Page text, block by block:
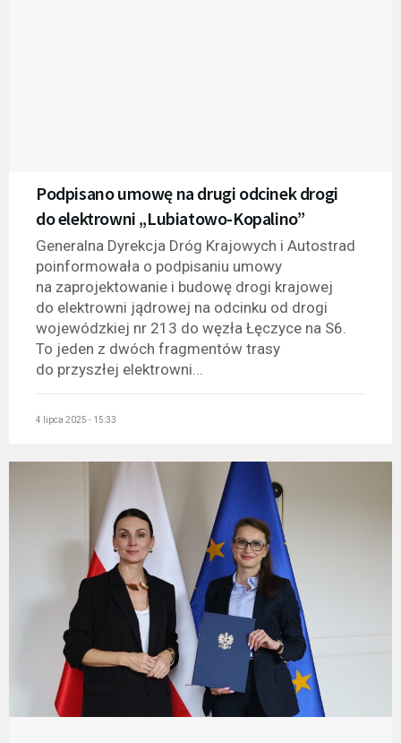
Podpisano umowę na drugi odcinek drogi
do elektrowni „Lubiatowo-Kopalino”
Generalna Dyrekcja Dróg Krajowych i Autostrad
poinformowała o podpisaniu umowy
na zaprojektowanie i budowę drogi krajowej
do elektrowni jądrowej na odcinku od drogi
wojewódzkiej nr 213 do węzła Łęczyce na S6.
To jeden z dwóch fragmentów trasy
do przyszłej elektrowni...
4 lipca 2025 - 15:33